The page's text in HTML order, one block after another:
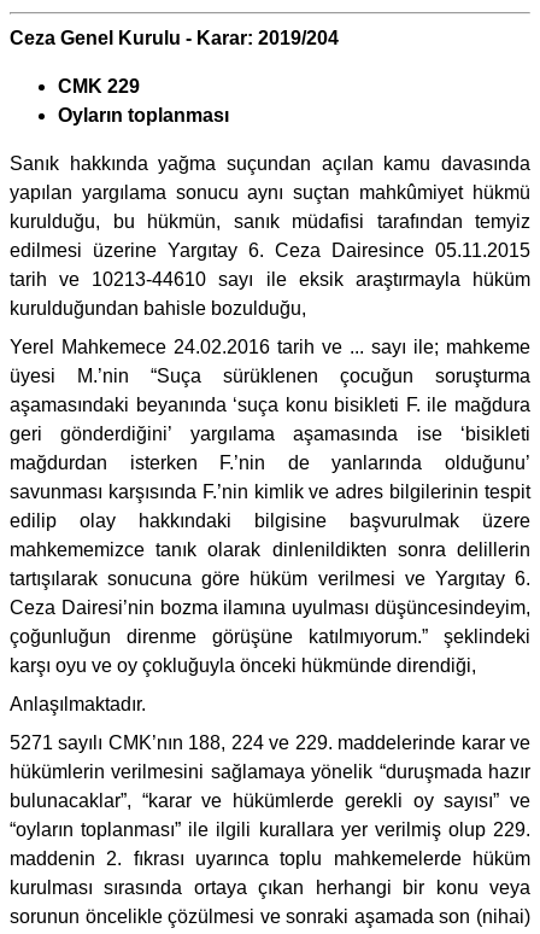
Ceza Genel Kurulu - Karar: 2019/204
CMK 229
Oyların toplanması
Sanık hakkında yağma suçundan açılan kamu davasında
yapılan yargılama sonucu aynı suçtan mahkûmiyet hükmü
kurulduğu, bu hükmün, sanık müdafisi tarafından temyiz
edilmesi üzerine Yargıtay 6. Ceza Dairesince 05.11.2015
tarih ve 10213-44610 sayı ile eksik araştırmayla hüküm
kurulduğundan bahisle bozulduğu,
Yerel Mahkemece 24.02.2016 tarih ve ... sayı ile; mahkeme
üyesi M.’nin “Suça sürüklenen çocuğun soruşturma
aşamasındaki beyanında ‘suça konu bisikleti F. ile mağdura
geri gönderdiğini’ yargılama aşamasında ise ‘bisikleti
mağdurdan isterken F.’nin de yanlarında olduğunu’
savunması karşısında F.’nin kimlik ve adres bilgilerinin tespit
edilip olay hakkındaki bilgisine başvurulmak üzere
mahkememizce tanık olarak dinlenildikten sonra delillerin
tartışılarak sonucuna göre hüküm verilmesi ve Yargıtay 6.
Ceza Dairesi’nin bozma ilamına uyulması düşüncesindeyim,
çoğunluğun direnme görüşüne katılmıyorum.” şeklindeki
karşı oyu ve oy çokluğuyla önceki hükmünde direndiği,
Anlaşılmaktadır.
5271 sayılı CMK’nın 188, 224 ve 229. maddelerinde karar ve
hükümlerin verilmesini sağlamaya yönelik “duruşmada hazır
bulunacaklar”, “karar ve hükümlerde gerekli oy sayısı” ve
“oyların toplanması” ile ilgili kurallara yer verilmiş olup 229.
maddenin 2. fıkrası uyarınca toplu mahkemelerde hüküm
kurulması sırasında ortaya çıkan herhangi bir konu veya
sorunun öncelikle çözülmesi ve sonraki aşamada son (nihai)